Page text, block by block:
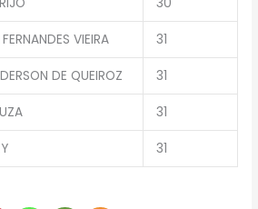
VIEIRA 31
DE QUEIROZ 31
31
31